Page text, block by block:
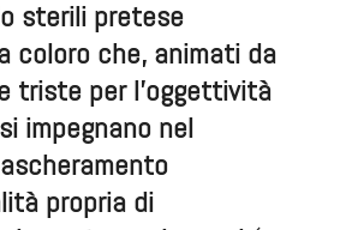
sterili pretese
coloro che, animati da
triste per l’oggettività
impegnano nel
propria di